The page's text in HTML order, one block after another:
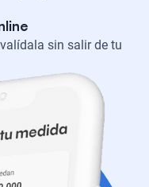
sin salir de tu